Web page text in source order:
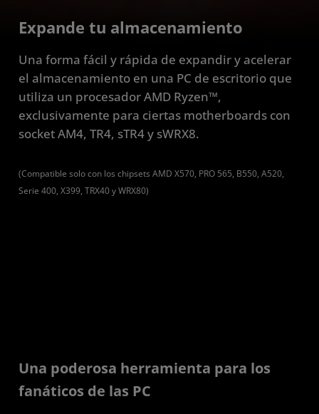
Compatibilidad
Expande tu almacenamiento
Una forma fácil y rápida de expandir y acelerar
el almacenamiento en una PC de escritorio que
utiliza un procesador AMD Ryzen™,
exclusivamente para ciertas motherboards con
socket AM4, TR4, sTR4 y sWRX8.
(Compatible solo con los chipsets AMD X570, PRO 565, B550, A520,
Serie 400, X399, TRX40 y WRX80)
Una poderosa herramienta para los
fanáticos de las PC